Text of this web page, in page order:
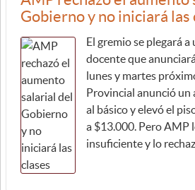
Gobierno y no iniciará las
El gremio se plegará
docente que
lunes y martes
Provincial anunció un
al básico y elevó el
a $13.000. Pero AMP
insuficiente y lo